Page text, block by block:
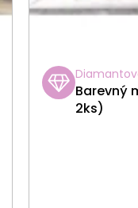
Barevný
2ks)